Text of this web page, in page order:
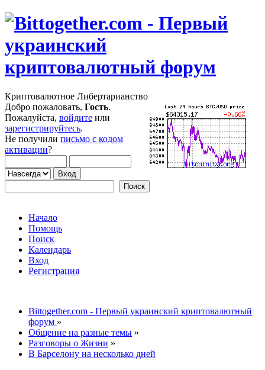
Криптовалютное Либертарианство
Добро пожаловать, Гость.
Пожалуйста, войдите или
зарегистрируйтесь.
Не получили письмо с кодом
активации?
Начало
Помощь
Поиск
Календарь
Вход
Регистрация
Bittogether.com - Первый украинский криптовалютный
форум »
Общение на разные темы »
Разговоры о Жизни »
В Барселону на несколько дней